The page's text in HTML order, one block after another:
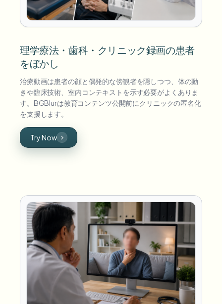
理学療法・歯科・クリニック録画の患者
をぼかし
治療動画は患者の顔と偶発的な傍観者を隠しつつ、体の動
きや臨床技術、室内コンテキストを示す必要がよくありま
す。BGBlurは教育コンテンツ公開前にクリニックの匿名化
を支援します。
Try Now